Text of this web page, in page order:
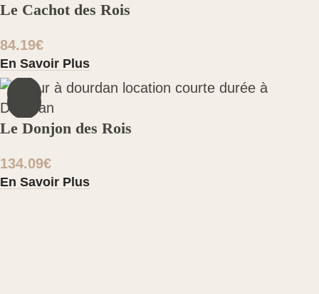
Le Cachot des Rois
84.19€
En Savoir Plus
Le Donjon des Rois
134.09€
En Savoir Plus